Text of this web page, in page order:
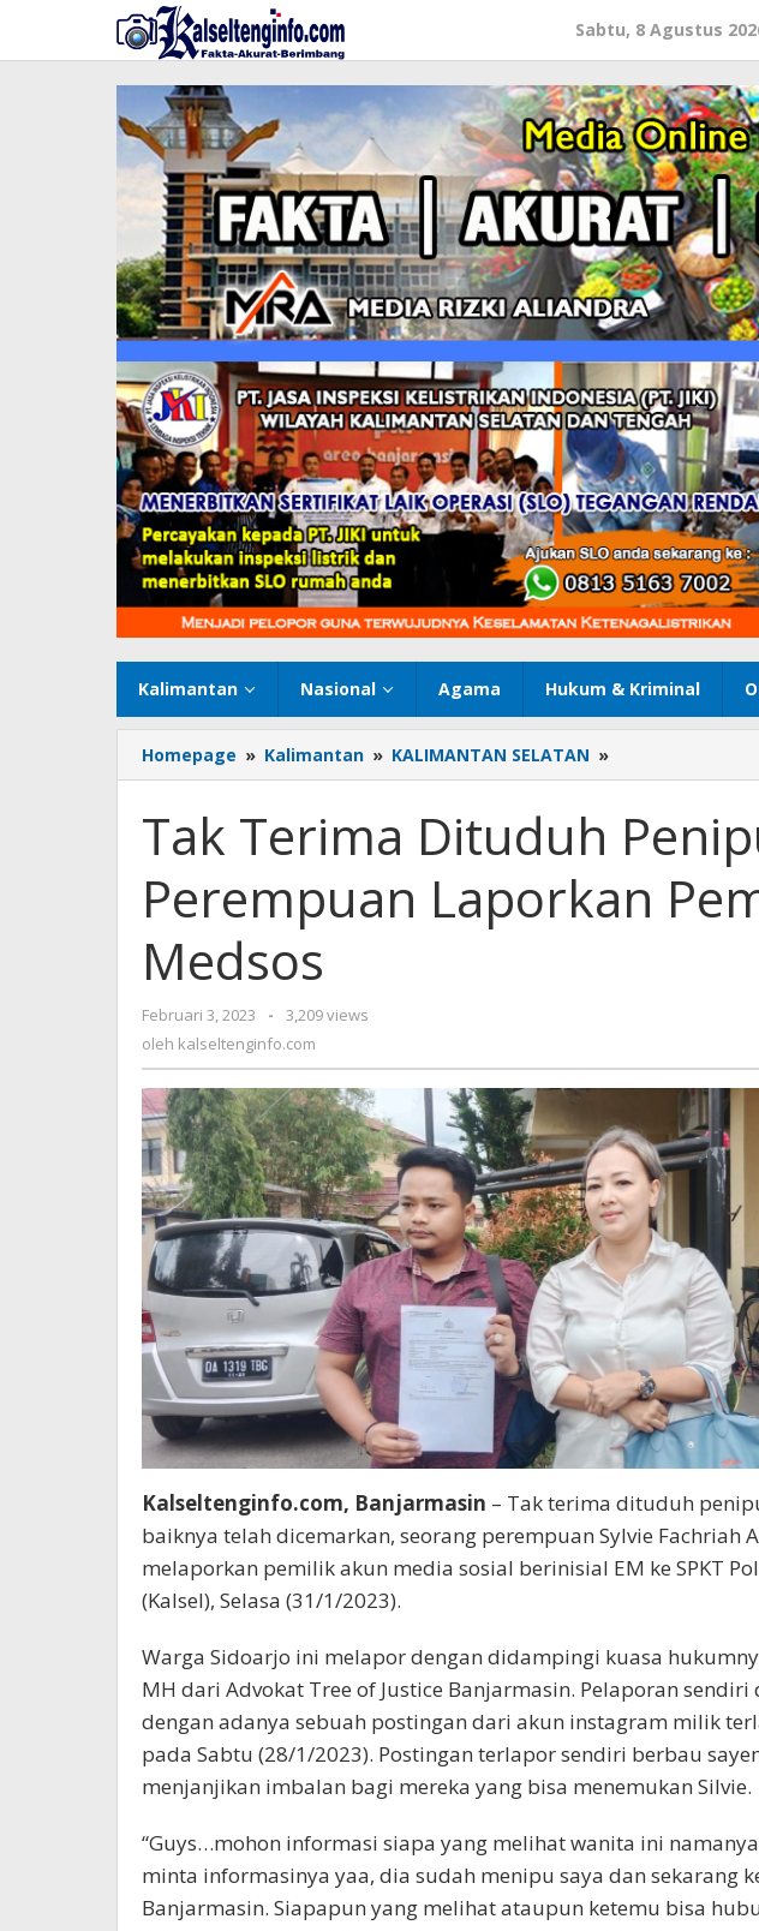
konten
Sabtu, 8 Agustus
Kalimantan Nasional Agama Hukum & Kriminal
Homepage » Kalimantan » KALIMANTAN SELATAN »
Terima
Penipu,
Seorang
Perempuan
Laporkan
Tak Terima Dituduh
Perempuan Laporkan
Medsos
Februari 3, 2023
oleh
kalseltenginfo.com
-
3,209 views
oleh kalseltenginfo.com
Kalseltenginfo.com, Banjarmasin – Tak terima dituduh
baiknya telah dicemarkan, seorang perempuan Sylvie Fachriah
melaporkan pemilik akun media sosial berinisial EM ke SPKT
(Kalsel), Selasa (31/1/2023).
Warga Sidoarjo ini melapor dengan didampingi kuasa
MH dari Advokat Tree of Justice Banjarmasin. Pelaporan
dengan adanya sebuah postingan dari akun instagram milik
pada Sabtu (28/1/2023). Postingan terlapor sendiri berbau
menjanjikan imbalan bagi mereka yang bisa menemukan Silvie.
“Guys…mohon informasi siapa yang melihat wanita ini namanya
minta informasinya yaa, dia sudah menipu saya dan sekarang
Banjarmasin. Siapapun yang melihat ataupun ketemu bisa